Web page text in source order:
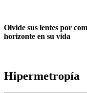
Olvide sus lentes por
horizonte en su vida
Hipermetropía